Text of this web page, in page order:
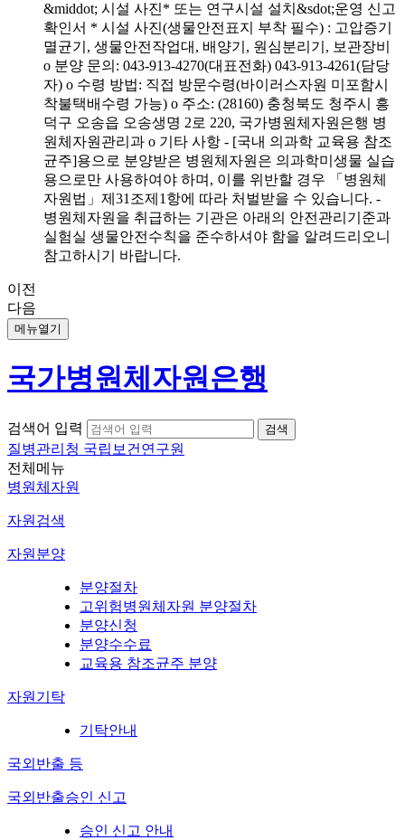
&middot; 시설 사진* 또는 연구시설 설치&sdot;운영 신고
확인서 * 시설 사진(생물안전표지 부착 필수) : 고압증기
멸균기, 생물안전작업대, 배양기, 원심분리기, 보관장비
o 분양 문의: 043-913-4270(대표전화) 043-913-4261(담당
자) o 수령 방법: 직접 방문수령(바이러스자원 미포함시
착불택배수령 가능) o 주소: (28160) 충청북도 청주시 흥
덕구 오송읍 오송생명 2로 220, 국가병원체자원은행 병
원체자원관리과 o 기타 사항 - [국내 의과학 교육용 참조
균주]용으로 분양받은 병원체자원은 의과학미생물 실습
용으로만 사용하여야 하며, 이를 위반할 경우 「병원체
자원법」제31조제1항에 따라 처벌받을 수 있습니다. -
병원체자원을 취급하는 기관은 아래의 안전관리기준과
실험실 생물안전수칙을 준수하셔야 함을 알려드리오니
참고하시기 바랍니다.
이전
다음
메뉴열기
국가병원체자원은행
검색어 입력
질병관리청 국립보건연구원
전체메뉴
병원체자원
자원검색
자원분양
분양절차
고위험병원체자원 분양절차
분양신청
분양수수료
교육용 참조균주 분양
자원기탁
기탁안내
국외반출 등
국외반출승인 신고
승인 신고 안내